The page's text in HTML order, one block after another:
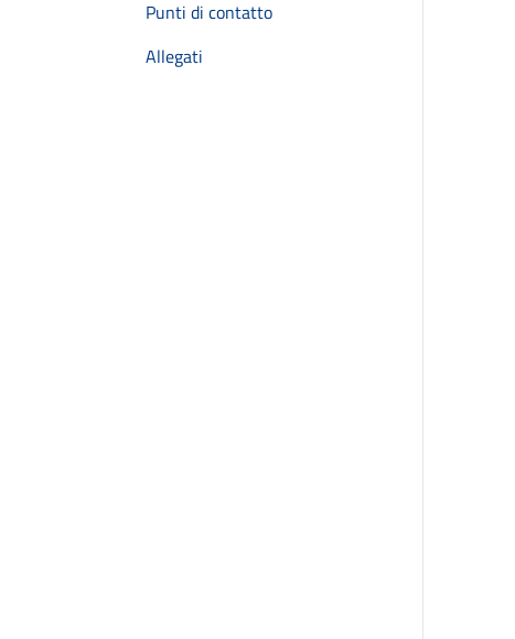
Punti di contatto
Allegati